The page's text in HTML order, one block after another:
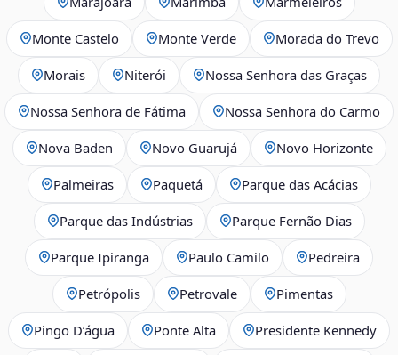
Monte Castelo Monte Verde Morada do Trevo
Morais Niterói Nossa Senhora das Graças
Nossa Senhora de Fátima Nossa Senhora do Carmo
Nova Baden Novo Guarujá Novo Horizonte
Palmeiras Paquetá Parque das Acácias
Parque das Indústrias Parque Fernão Dias
Parque Ipiranga Paulo Camilo Pedreira
Petrópolis Petrovale Pimentas
Pingo D’água Ponte Alta Presidente Kennedy